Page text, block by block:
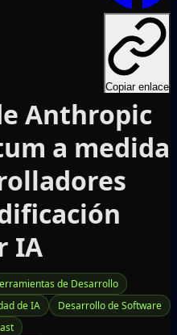
Copiar enlace
Anthropic
a medida
IA
de Desarrollo
de IA
Desarrollo de Software